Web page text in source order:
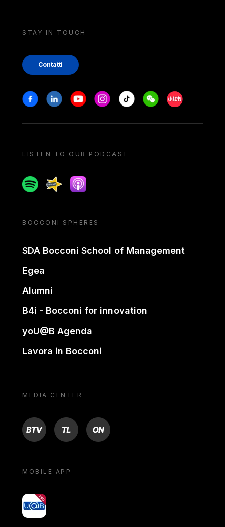
STAY IN TOUCH
Contatti
Stay in touch
FacebookLinkedinYoutubeInstagram
Tiktok WeechatXiaohongshu/
LISTEN TO OUR PODCAST
SpotifySpreakerApple podcast
BOCCONI SPHERES
SDA Bocconi School of Management
Egea
Alumni
B4i - Bocconi for innovation
yoU@B Agenda
Lavora in Bocconi
MEDIA CENTER
BTV TL ON
MOBILE APP
yoU@B